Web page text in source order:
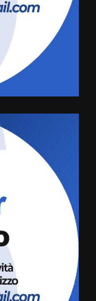
dal
di arma
il piano
del
apre
di